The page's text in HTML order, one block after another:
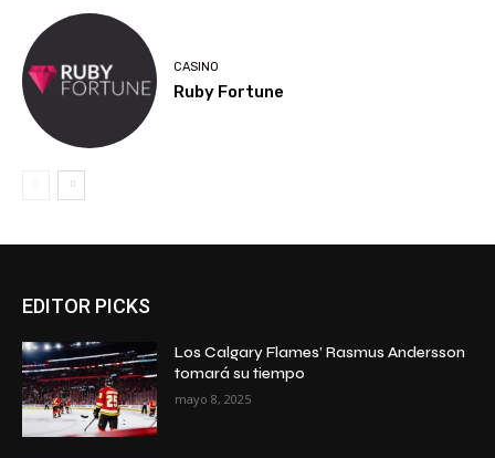
CASINO
Ruby Fortune
EDITOR PICKS
Los Calgary Flames’ Rasmus Andersson
tomará su tiempo
mayo 8, 2025